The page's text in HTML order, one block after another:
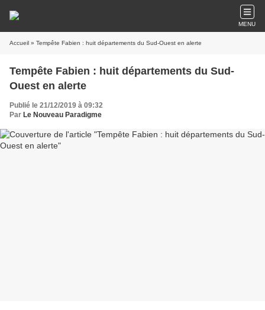
MENU
Accueil » Tempête Fabien : huit départements du Sud-Ouest en alerte
Tempête Fabien : huit départements du Sud-
Ouest en alerte
Publié le 21/12/2019 à 09:32
Par Le Nouveau Paradigme